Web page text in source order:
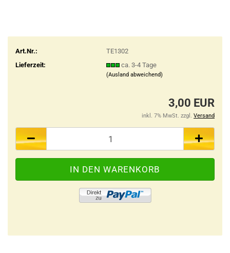
Art.Nr.:
TE1302
Lieferzeit:
ca. 3-4 Tage
(Ausland abweichend)
3,00 EUR
inkl. 7% MwSt. zzgl. Versand